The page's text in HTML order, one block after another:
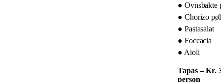
● Ovnsbakte
● Chorizo
● Pastasalat
● Foccacia
● Aioli
Tapas – Kr.
person